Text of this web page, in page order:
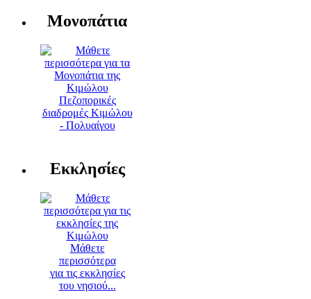
Μονοπάτια
Πεζοπορικές
διαδρομές Κιμώλου
- Πολυαίγου
Εκκλησίες
Μάθετε
περισσότερα
για τις εκκλησίες
του νησιού...